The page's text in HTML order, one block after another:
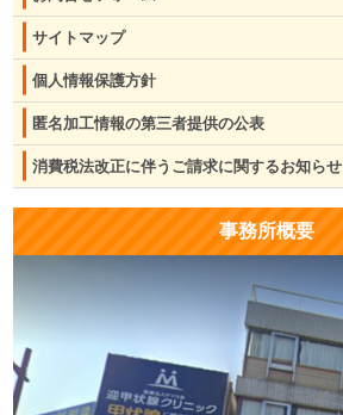
サイトマップ
個人情報保護方針
匿名加工情報の第三者提供の公表
消費税法改正に伴うご請求に関するお知らせ
事務所概要